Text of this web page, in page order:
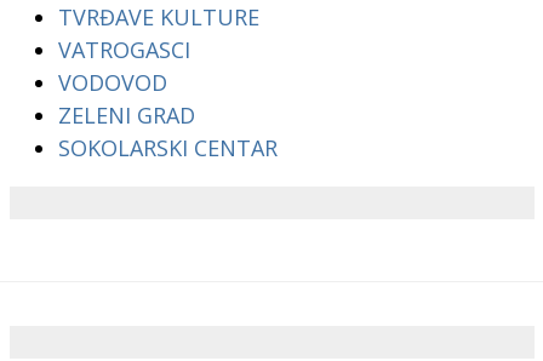
TVRĐAVE KULTURE
VATROGASCI
VODOVOD
ZELENI GRAD
SOKOLARSKI CENTAR